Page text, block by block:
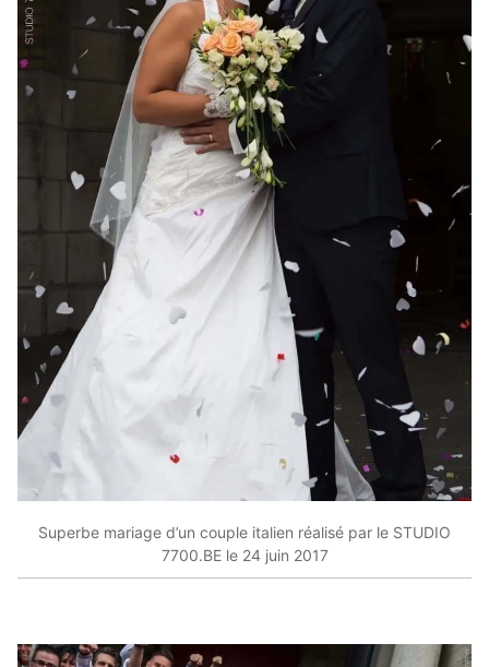
Superbe mariage d’un couple italien réalisé par le STUDIO
7700.BE le 24 juin 2017